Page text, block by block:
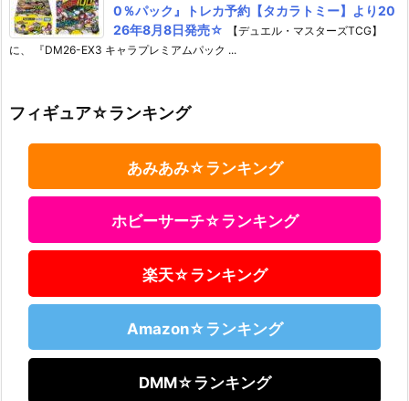
0％パック』トレカ予約【タカラトミー】より20
26年8月8日発売☆
【デュエル・マスターズTCG】
に、 『DM26-EX3 キャラプレミアムパック ...
フィギュア☆ランキング
あみあみ☆ランキング
ホビーサーチ☆ランキング
楽天☆ランキング
Amazon☆ランキング
DMM☆ランキング